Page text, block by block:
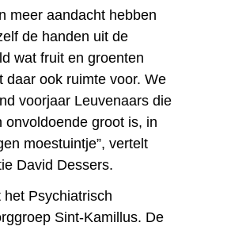
meer aandacht hebben
de handen uit de
wat fruit en groenten
daar ook ruimte voor. We
voorjaar Leuvenaars die
groot is, in
moestuintje”, vertelt
David Dessers.
Psychiatrisch
Sint-Kamillus. De